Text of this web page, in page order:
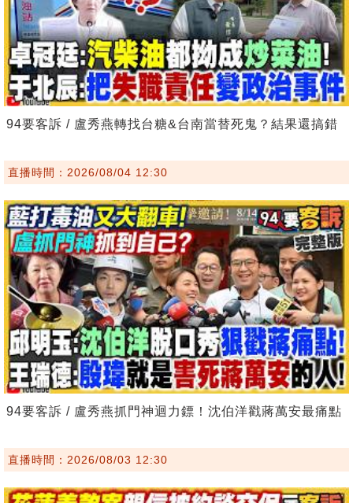
94要客訴 / 盧秀燕轉找台糖&台南當替死鬼？結果還搞錯
直播時間：2026/08/04 12:30
94要客訴 / 盧秀燕抓門神迴力鏢！沈伯洋戳蔣萬安最痛點
直播時間：2026/08/03 12:30